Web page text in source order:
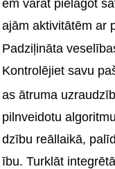
em varat pielāgot
ajām aktivitātēm ar
Padziļināta
Kontrolējiet savu
as ātruma
pilnveidotu
dzību reāllaikā,
ību. Turklāt integrētā